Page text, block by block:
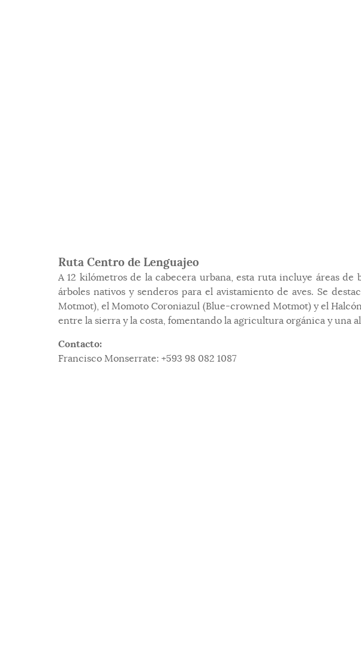
Ruta Centro de Lenguajeo
A 12 kilómetros de la cabecera urbana, esta ruta incluye áreas
árboles nativos y senderos para el avistamiento de aves. Se
Motmot), el Momoto Coroniazul (Blue-crowned Motmot) y el
entre la sierra y la costa, fomentando la agricultura orgánica y una
Contacto:
Francisco Monserrate: +593 98 082 1087